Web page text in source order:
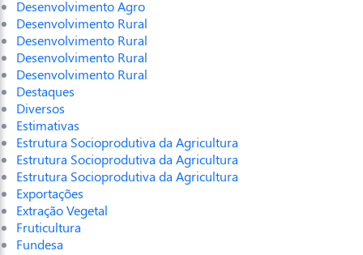
Desenvolvimento Agro
Desenvolvimento Rural
Desenvolvimento Rural
Desenvolvimento Rural
Desenvolvimento Rural
Destaques
Diversos
Estimativas
Estrutura Socioprodutiva da Agricultura
Estrutura Socioprodutiva da Agricultura
Estrutura Socioprodutiva da Agricultura
Exportações
Extração Vegetal
Fruticultura
Fundesa